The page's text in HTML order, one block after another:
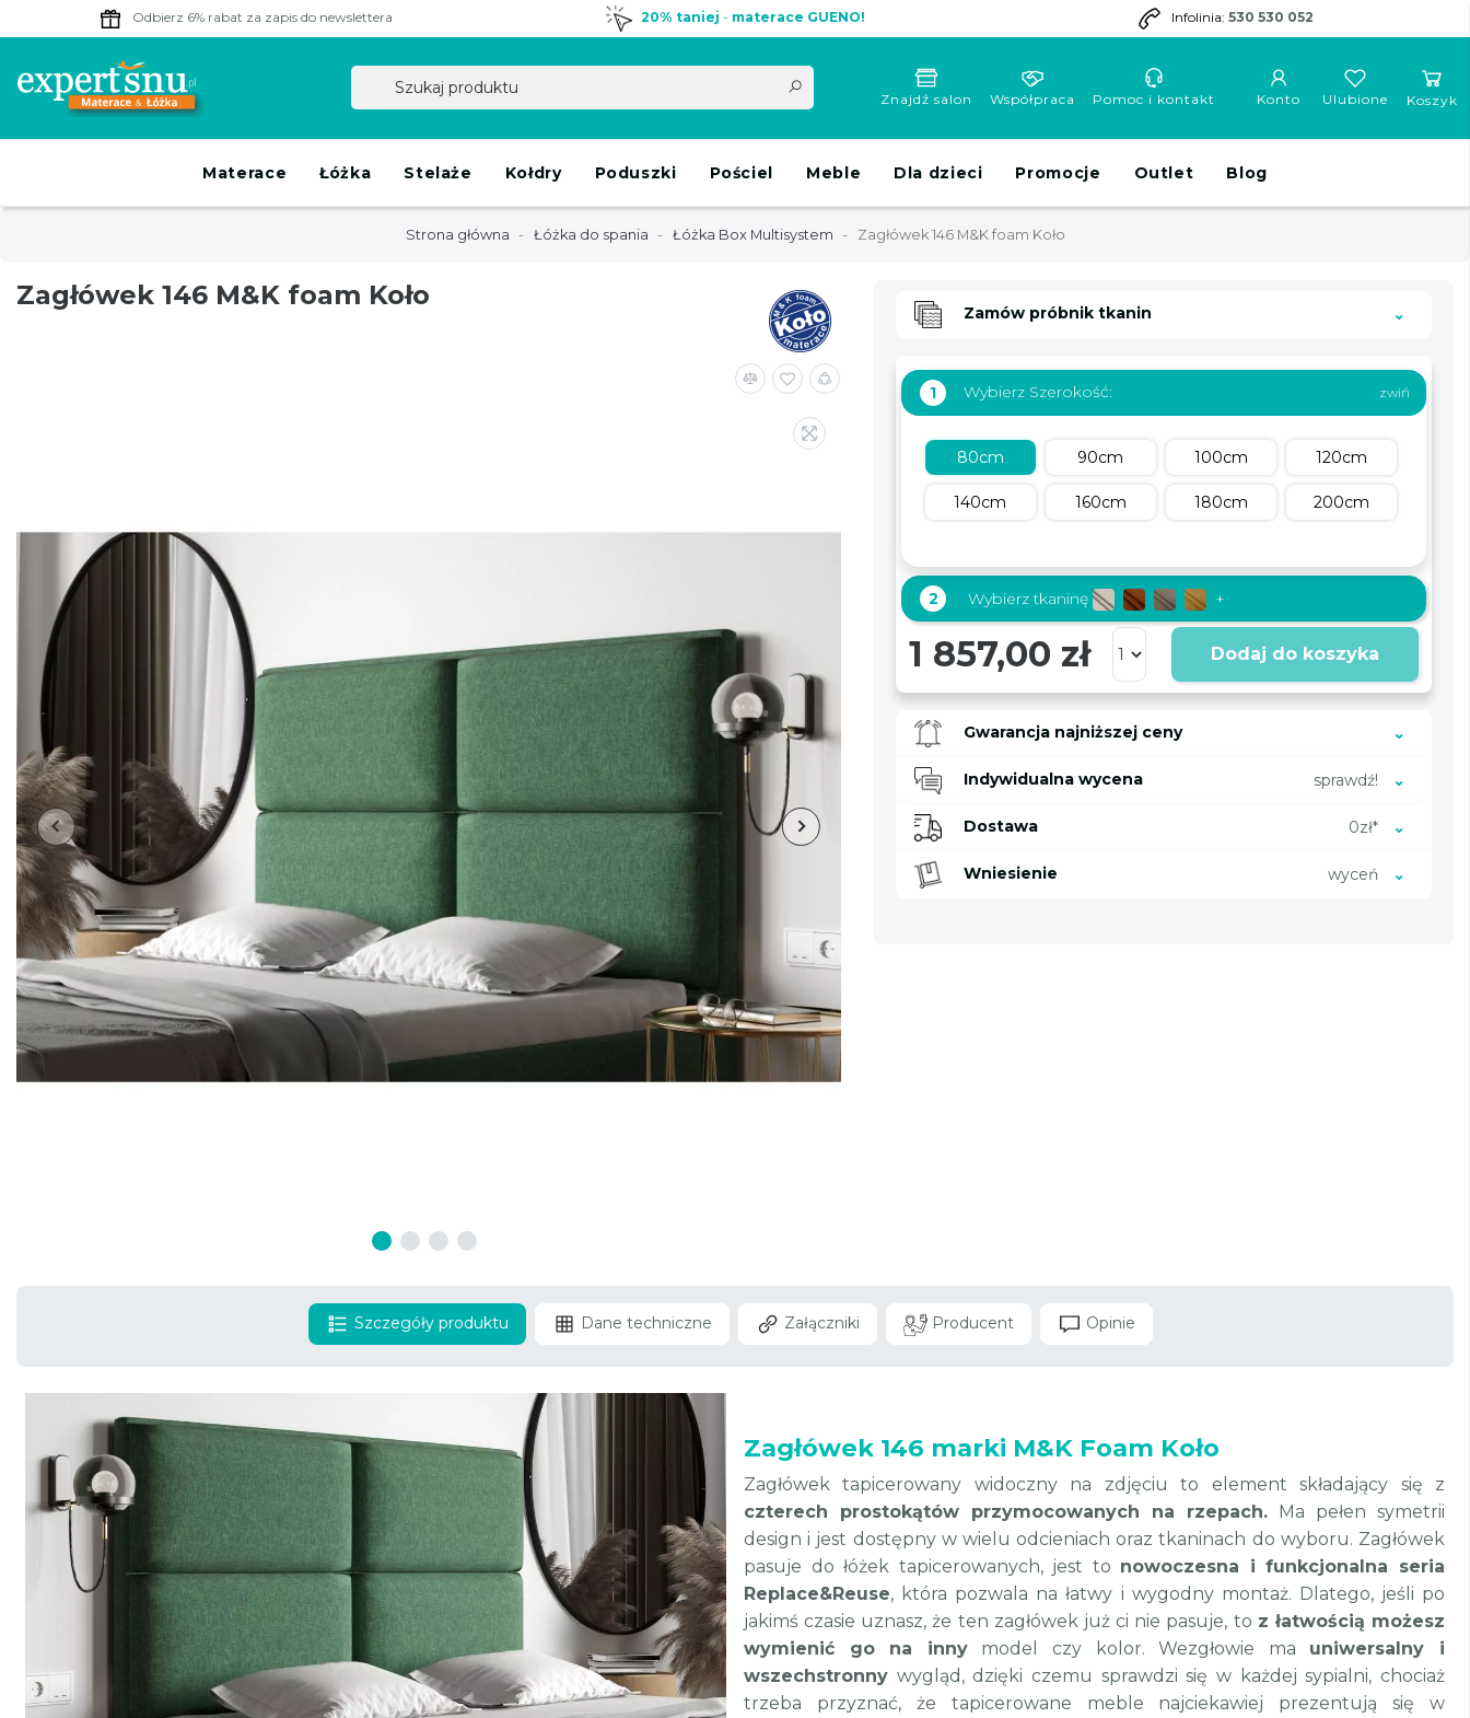
Odbierz 6% rabat za zapis do newslettera 20% taniej - materace GUENO! Infolinia: 530 530 052
Znajdź salon Współpraca Pomoc i kontakt Konto Koszyk
Ulubione
Materace Łóżka Stelaże Kołdry Poduszki Pościel Meble Dla dzieci Promocje Outlet Blog
Strona główna Łóżka do spania Łóżka Box Multisystem Zagłówek 146 M&K foam Koło
Zagłówek 146 M&K foam Koło
Zamów próbnik tkanin
1 Wybierz Szerokość:
80cm 90cm 100cm 120cm
140cm 160cm 180cm 200cm
2 Wybierz tkaninę +
1 857,00 zł Dodaj do koszyka
Gwarancja najniższej ceny
Indywidualna wycena sprawdź!
Dostawa 0zł*
Wniesienie wyceń
Szczegóły produktu Dane techniczne Załączniki Producent Opinie
Zagłówek 146 marki M&K Foam Koło
Zagłówek tapicerowany widoczny na zdjęciu to element składający się z
czterech prostokątów przymocowanych na rzepach. Ma pełen symetrii
design i jest dostępny w wielu odcieniach oraz tkaninach do wyboru. Zagłówek
pasuje do łóżek tapicerowanych, jest to nowoczesna i funkcjonalna seria
Replace&Reuse, która pozwala na łatwy i wygodny montaż. Dlatego, jeśli po
jakimś czasie uznasz, że ten zagłówek już ci nie pasuje, to z łatwością możesz
wymienić go na innymodel czy kolor. Wezgłowie ma uniwersalny i
wszechstronny wygląd, dzięki czemu sprawdzi się w każdej sypialni, chociaż
trzeba przyznać, że tapicerowane meble najciekawiej prezentują się w